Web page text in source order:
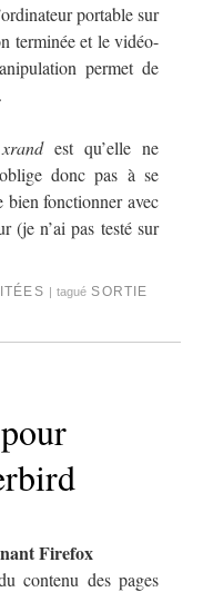
portable sur
terminée et le vidéo-
permet de
xrandest qu’elle ne
donc pas à se
bien fonctionner avec
(je n’ai pas testé sur
| tagué SORTIE
Firefox
contenu des pages